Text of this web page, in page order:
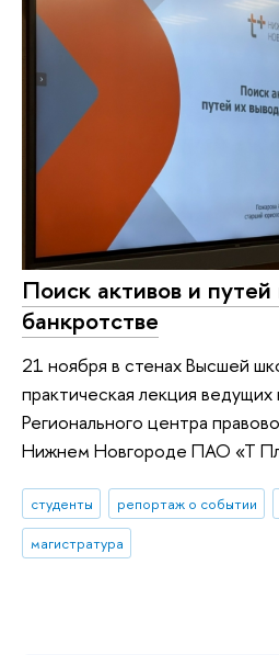
Поиск активов и
банкротстве
21 ноября в стенах Высшей
практическая лекция
Регионального центра
Нижнем Новгороде ПАО «Т
студенты репортаж о событии
магистратура